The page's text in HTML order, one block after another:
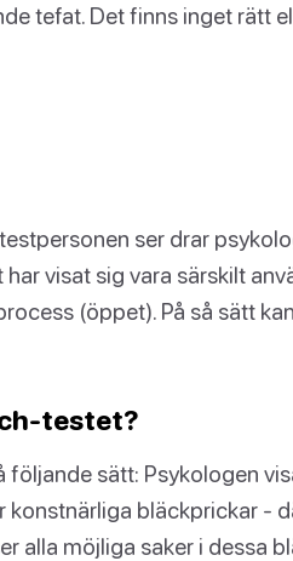
tefat. Det finns inget rätt
ser drar
visat sig vara särskilt
(öppet). På så sätt
testet?
sätt: Psykologen
konstnärliga bläckprickar -
alla möjliga saker i dessa